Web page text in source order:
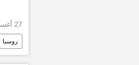
27 أغسطس 2015, 17:12 GMT
روسيا